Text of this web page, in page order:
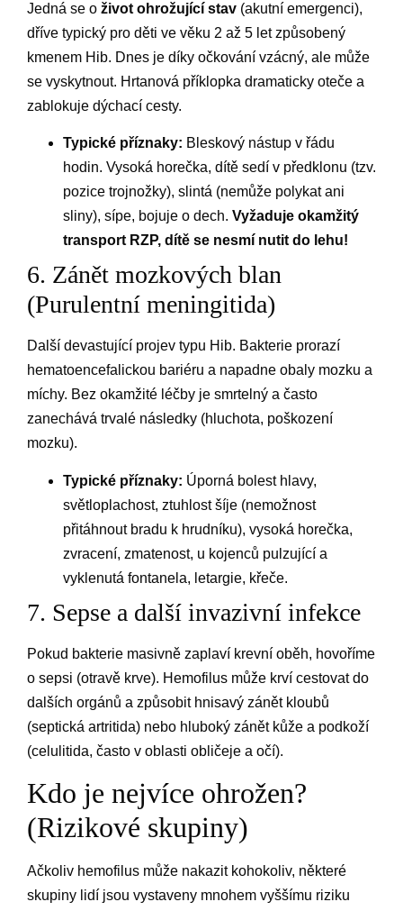
Jedná se o život ohrožující stav (akutní emergenci),
dříve typický pro děti ve věku 2 až 5 let způsobený
kmenem Hib. Dnes je díky očkování vzácný, ale může
se vyskytnout. Hrtanová příklopka dramaticky oteče a
zablokuje dýchací cesty.
Typické příznaky: Bleskový nástup v řádu
hodin. Vysoká horečka, dítě sedí v předklonu (tzv.
pozice trojnožky), slintá (nemůže polykat ani
sliny), sípe, bojuje o dech. Vyžaduje okamžitý
transport RZP, dítě se nesmí nutit do lehu!
6. Zánět mozkových blan
(Purulentní meningitida)
Další devastující projev typu Hib. Bakterie prorazí
hematoencefalickou bariéru a napadne obaly mozku a
míchy. Bez okamžité léčby je smrtelný a často
zanechává trvalé následky (hluchota, poškození
mozku).
Typické příznaky: Úporná bolest hlavy,
světloplachost, ztuhlost šíje (nemožnost
přitáhnout bradu k hrudníku), vysoká horečka,
zvracení, zmatenost, u kojenců pulzující a
vyklenutá fontanela, letargie, křeče.
7. Sepse a další invazivní infekce
Pokud bakterie masivně zaplaví krevní oběh, hovoříme
o sepsi (otravě krve). Hemofilus může krví cestovat do
dalších orgánů a způsobit hnisavý zánět kloubů
(septická artritida) nebo hluboký zánět kůže a podkoží
(celulitida, často v oblasti obličeje a očí).
Kdo je nejvíce ohrožen?
(Rizikové skupiny)
Ačkoliv hemofilus může nakazit kohokoliv, některé
skupiny lidí jsou vystaveny mnohem vyššímu riziku